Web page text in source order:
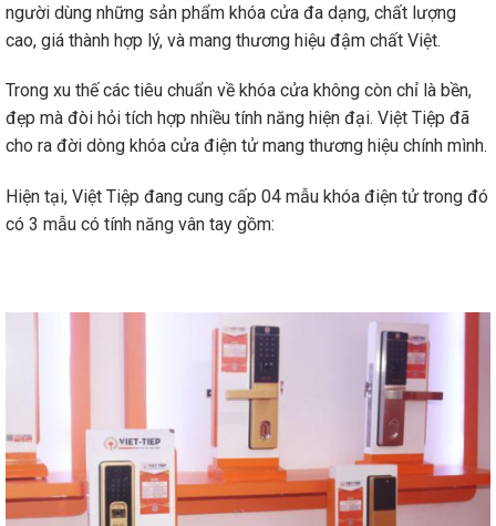
người dùng những sản phẩm khóa cửa đa dạng, chất lượng
cao, giá thành hợp lý, và mang thương hiệu đậm chất Việt.
Trong xu thế các tiêu chuẩn về khóa cửa không còn chỉ là bền,
đẹp mà đòi hỏi tích hợp nhiều tính năng hiện đại. Việt Tiệp đã
cho ra đời dòng khóa cửa điện tử mang thương hiệu chính mình.
Hiện tại, Việt Tiệp đang cung cấp 04 mẫu khóa điện tử trong đó
có 3 mẫu có tính năng vân tay gồm: